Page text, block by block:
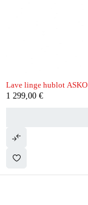
Lave linge hublot
1 299,00 €